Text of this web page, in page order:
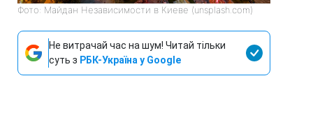
Фото: Майдан Независимости в Киеве (unsplash.com)
Не витрачай час на шум! Читай тільки
суть з РБК-Україна у Google